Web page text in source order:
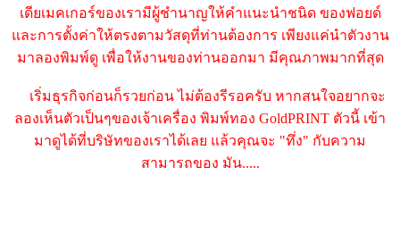
เดียเมคเกอร์ของเรามีผู้ชำนาญให้คำแนะนำชนิด ของฟอยด์
และการตั้งค่าให้ตรงตามวัสดุที่ท่านต้องการ เพียงแค่นำตัวงาน
มาลองพิมพ์ดู เพื่อให้งานของท่านออกมา มีคุณภาพมากที่สุด
เริ่มธุรกิจก่อนก็รวยก่อน ไม่ต้องรีรอครับ หากสนใจอยากจะ
ลองเห็นตัวเป็นๆของเจ้าเครื่อง พิมพ์ทอง GoldPRINT ตัวนี้ เข้า
มาดูได้ที่บริษัทของเราได้เลย แล้วคุณจะ "ทึ่ง" กับความ
สามารถของ มัน.....